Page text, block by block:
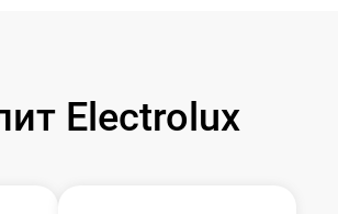
Electrolux